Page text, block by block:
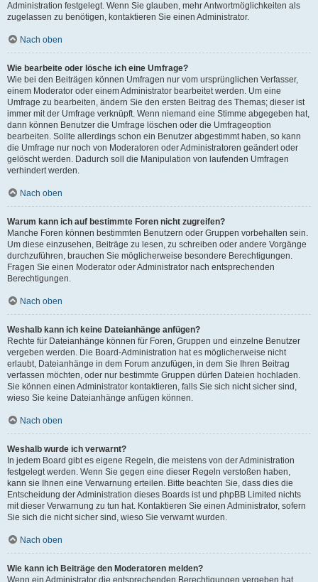
Administration festgelegt. Wenn Sie glauben, mehr Antwortmöglichkeiten als
zugelassen zu benötigen, kontaktieren Sie einen Administrator.
Nach oben
Wie bearbeite oder lösche ich eine Umfrage?
Wie bei den Beiträgen können Umfragen nur vom ursprünglichen Verfasser,
einem Moderator oder einem Administrator bearbeitet werden. Um eine
Umfrage zu bearbeiten, ändern Sie den ersten Beitrag des Themas; dieser ist
immer mit der Umfrage verknüpft. Wenn niemand eine Stimme abgegeben hat,
dann können Benutzer die Umfrage löschen oder die Umfrageoption
bearbeiten. Sollte allerdings schon ein Benutzer abgestimmt haben, so kann
die Umfrage nur noch von Moderatoren oder Administratoren geändert oder
gelöscht werden. Dadurch soll die Manipulation von laufenden Umfragen
verhindert werden.
Nach oben
Warum kann ich auf bestimmte Foren nicht zugreifen?
Manche Foren können bestimmten Benutzern oder Gruppen vorbehalten sein.
Um diese einzusehen, Beiträge zu lesen, zu schreiben oder andere Vorgänge
durchzuführen, brauchen Sie möglicherweise besondere Berechtigungen.
Fragen Sie einen Moderator oder Administrator nach entsprechenden
Berechtigungen.
Nach oben
Weshalb kann ich keine Dateianhänge anfügen?
Rechte für Dateianhänge können für Foren, Gruppen und einzelne Benutzer
vergeben werden. Die Board-Administration hat es möglicherweise nicht
erlaubt, Dateianhänge in dem Forum anzufügen, in dem Sie Ihren Beitrag
verfassen möchten, oder nur bestimmte Gruppen dürfen Dateien hochladen.
Sie können einen Administrator kontaktieren, falls Sie sich nicht sicher sind,
wieso Sie keine Dateianhänge anfügen können.
Nach oben
Weshalb wurde ich verwarnt?
In jedem Board gibt es eigene Regeln, die meistens von der Administration
festgelegt werden. Wenn Sie gegen eine dieser Regeln verstoßen haben,
kann sie Ihnen eine Verwarnung erteilen. Bitte beachten Sie, dass dies die
Entscheidung der Administration dieses Boards ist und phpBB Limited nichts
mit dieser Verwarnung zu tun hat. Kontaktieren Sie einen Administrator, sofern
Sie sich die nicht sicher sind, wieso Sie verwarnt wurden.
Nach oben
Wie kann ich Beiträge den Moderatoren melden?
Wenn ein Administrator die entsprechenden Berechtigungen vergeben hat,